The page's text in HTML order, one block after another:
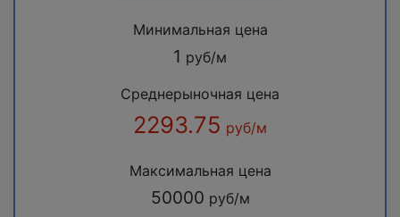
Минимальная цена
1 руб/м
Среднерыночная цена
2293.75 руб/м
Максимальная цена
50000 руб/м